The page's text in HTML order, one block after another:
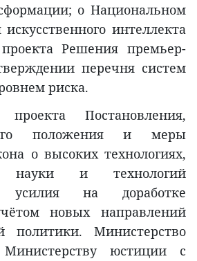
о Национальном
интеллекта
Решения премьер-
перечня систем
риска.
Постановления,
положения и меры
о высоких технологиях,
науки и технологий
усилия на доработке
новых направлений
политики. Министерство
юстиции с